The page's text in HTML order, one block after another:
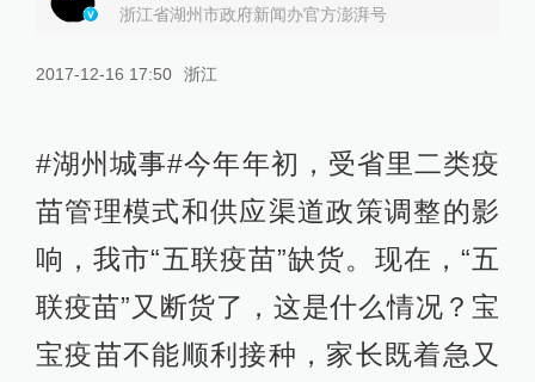
浙江省湖州市政府新闻办官方澎湃号
2017-12-16 17:50 浙江
#湖州城事#今年年初，受省里二类疫
苗管理模式和供应渠道政策调整的影
响，我市“五联疫苗”缺货。现在，“五
联疫苗”又断货了，这是什么情况？宝
宝疫苗不能顺利接种，家长既着急又